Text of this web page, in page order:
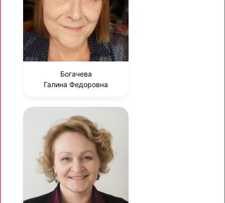
Богачева
Галина Федоровна